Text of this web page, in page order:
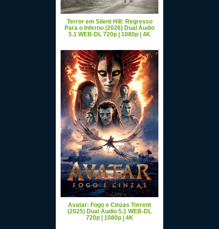
Terror em Silent Hill: Regresso
Para o Inferno (2026) Dual Áudio
5.1 WEB-DL 720p | 1080p | 4K
Avatar: Fogo e Cinzas Torrent
(2025) Dual Áudio 5.1 WEB-DL
720p | 1080p | 4K